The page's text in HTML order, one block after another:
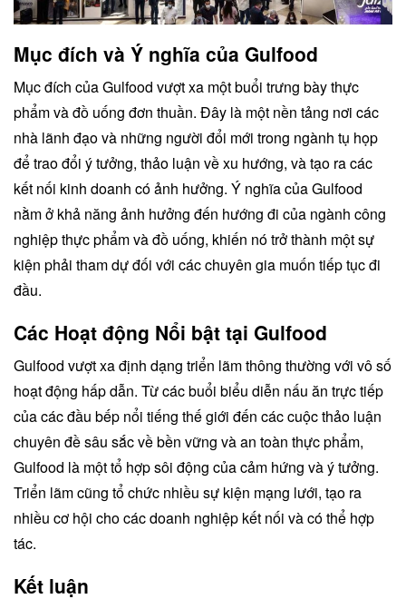
Mục đích và Ý nghĩa của Gulfood
Mục đích của Gulfood vượt xa một buổi trưng bày thực
phẩm và đồ uống đơn thuần. Đây là một nền tảng nơi các
nhà lãnh đạo và những người đổi mới trong ngành tụ họp
để trao đổi ý tưởng, thảo luận về xu hướng, và tạo ra các
kết nối kinh doanh có ảnh hưởng. Ý nghĩa của Gulfood
nằm ở khả năng ảnh hưởng đến hướng đi của ngành công
nghiệp thực phẩm và đồ uống, khiến nó trở thành một sự
kiện phải tham dự đối với các chuyên gia muốn tiếp tục đi
đầu.
Các Hoạt động Nổi bật tại Gulfood
Gulfood vượt xa định dạng triển lãm thông thường với vô số
hoạt động hấp dẫn. Từ các buổi biểu diễn nấu ăn trực tiếp
của các đầu bếp nổi tiếng thế giới đến các cuộc thảo luận
chuyên đề sâu sắc về bền vững và an toàn thực phẩm,
Gulfood là một tổ hợp sôi động của cảm hứng và ý tưởng.
Triển lãm cũng tổ chức nhiều sự kiện mạng lưới, tạo ra
nhiều cơ hội cho các doanh nghiệp kết nối và có thể hợp
tác.
Kết luận